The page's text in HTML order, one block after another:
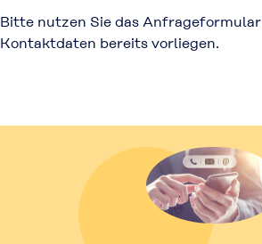
Bitte nutzen Sie das Anfrageformular
Kontaktdaten bereits vorliegen.